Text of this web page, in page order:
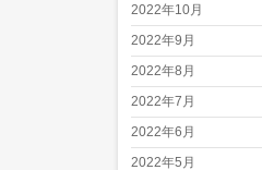
2022年10月
2022年9月
2022年8月
2022年7月
2022年6月
2022年5月